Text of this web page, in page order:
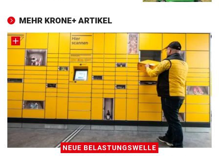
MEHR KRONE+ ARTIKEL
NEUE BELASTUNGSWELLE